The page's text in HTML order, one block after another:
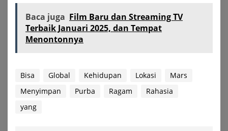
Baca juga Film Baru dan Streaming TV
Terbaik Januari 2025, dan Tempat
Menontonnya
Bisa Global Kehidupan Lokasi
Mars
Menyimpan
Purba Ragam
Rahasia
yang